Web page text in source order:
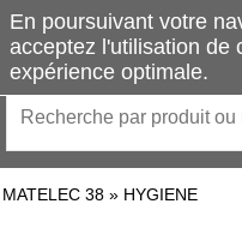
MATELEC 38 » HYGIENE
En poursuivant votre
acceptez l'utilisation de
expérience optimale.